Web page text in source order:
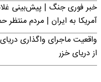
خبر فوری جنگ | پیش‌بینی
آمریکا به ایران | مردم منتظر
واقعیت ماجرای واگذاری
از دریای خزر